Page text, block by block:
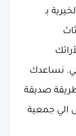
بـ
من الأرائك
نساعدك
صديقة
الي جمعية